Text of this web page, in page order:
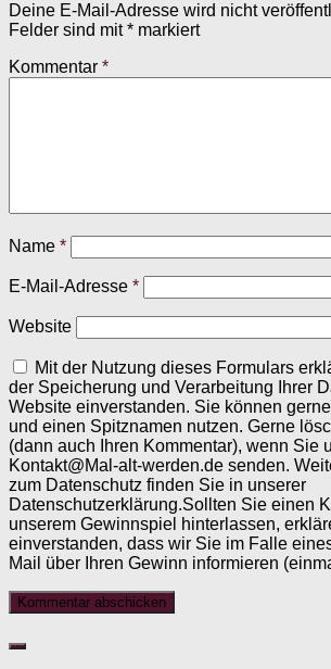
Deine E-Mail-Adresse wird nicht
Felder sind mit* markiert
Kommentar *
Name *
E-Mail-Adresse *
Website
Mit der Nutzung dieses Formulars
der Speicherung und Verarbeitung Ihrer
Website einverstanden. Sie können
und einen Spitznamen nutzen. Gerne
(dann auch Ihren Kommentar), wenn Sie
Kontakt@Mal-alt-werden.de senden.
zum Datenschutz finden Sie in unserer
Datenschutzerklärung.Sollten Sie einen
unserem Gewinnspiel hinterlassen,
einverstanden, dass wir Sie im Falle
Mail über Ihren Gewinn informieren